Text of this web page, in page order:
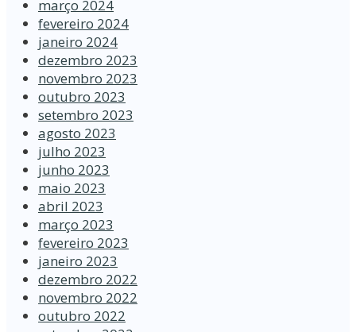
março 2024
fevereiro 2024
janeiro 2024
dezembro 2023
novembro 2023
outubro 2023
setembro 2023
agosto 2023
julho 2023
junho 2023
maio 2023
abril 2023
março 2023
fevereiro 2023
janeiro 2023
dezembro 2022
novembro 2022
outubro 2022